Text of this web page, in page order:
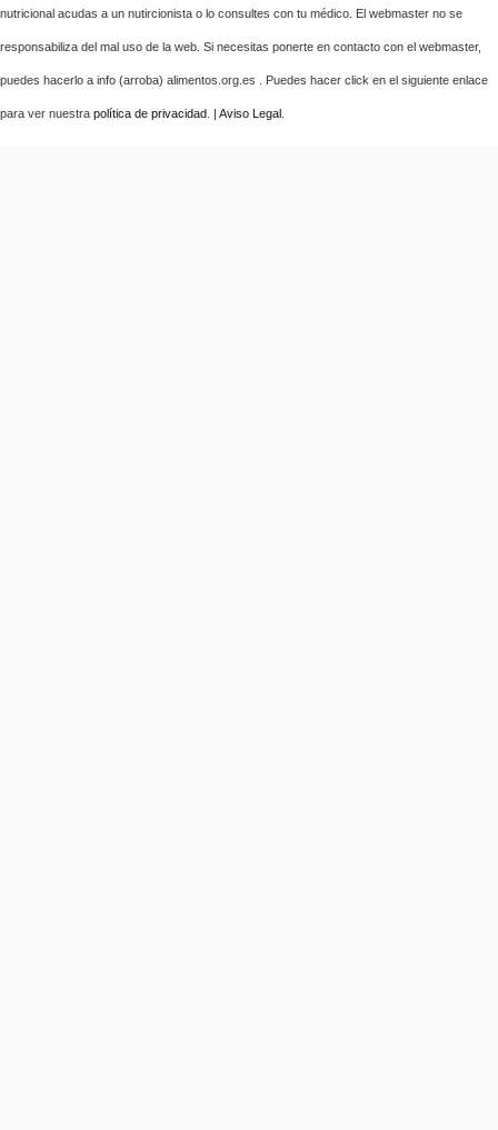
nutricional acudas a un nutircionista o lo consultes con tu médico. El webmaster no se
responsabiliza del mal uso de la web. Si necesitas ponerte en contacto con el webmaster,
puedes hacerlo a info (arroba) alimentos.org.es . Puedes hacer click en el siguiente enlace
para ver nuestra política de privacidad . | Aviso Legal